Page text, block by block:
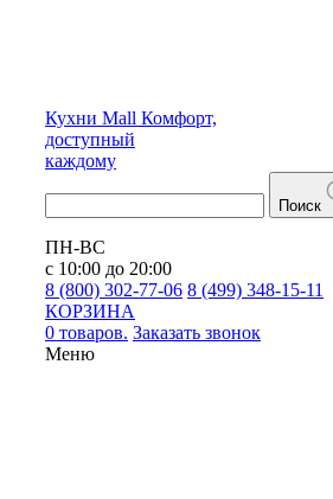
Кухни Mall Комфорт,
доступный
каждому
Поиск
ПН-ВС
с 10:00 до 20:00
8 (800) 302-77-06 8 (499) 348-15-11
КОРЗИНА
0 товаров. Заказать звонок
Меню